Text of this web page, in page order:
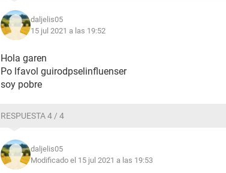
daljelis05
15 jul 2021 a las 19:52
Hola garen
Po lfavol guirodpselinfluenser
soy pobre
RESPUESTA 4 / 4
daljelis05
Modificado el 15 jul 2021 a las 19:53